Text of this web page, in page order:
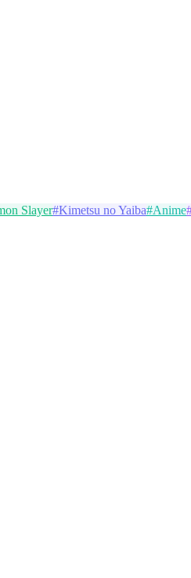
Slayer#Kimetsu no Yaiba#Anime